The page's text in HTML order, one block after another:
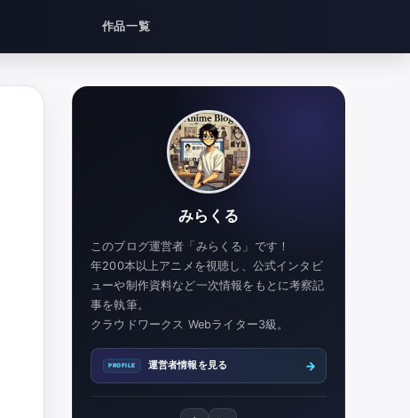
作品一覧
みらくる
このブログ運営者「みらくる」です！
年200本以上アニメを視聴し、公式インタビ
ューや制作資料など一次情報をもとに考察記
事を執筆。
クラウドワークス Webライター3級。
運営者情報を見る →